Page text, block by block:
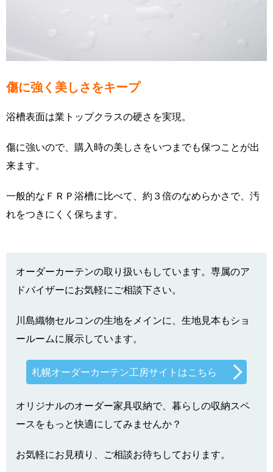
傷に強く美しさをキープ
浴槽表面は業トップクラスの硬さを実現。
傷に強いので、購入時の美しさをいつまでも保つことが出
来ます。
一般的なＦＲＰ浴槽に比べて、約３倍のなめらかさで、汚
れをつきにくく保ちます。
オーダーカーテンの取り扱いもしています。専属のア
ドバイザーにお気軽にご相談下さい。
川島織物セルコンの生地をメインに、生地見本もショ
ールームに展示しています。
札幌オーダーカーテン工房サイトはこちら
オリジナルのオーダー家具収納で、暮らしの収納スペ
ースをもっと快適にしてみませんか？
お気軽にお見積り、ご相談お待ちしております。